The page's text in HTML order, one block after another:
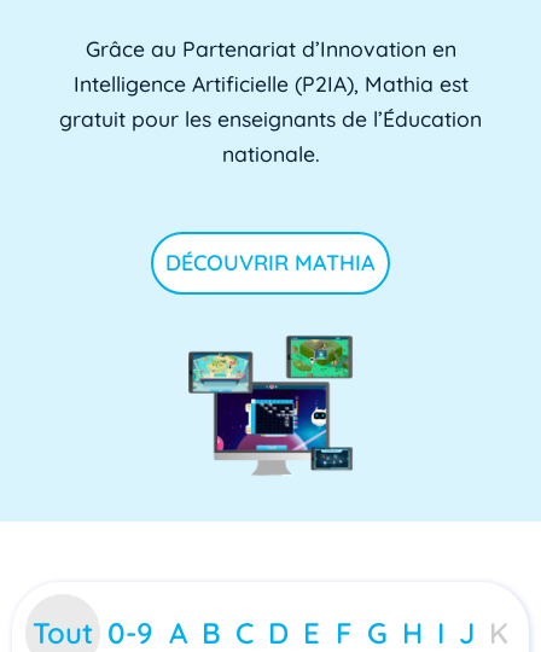
Grâce au Partenariat d’Innovation en
Intelligence Artificielle (P2IA), Mathia est
gratuit pour les enseignants de l’Éducation
nationale.
DÉCOUVRIR MATHIA
Tout 0-9 A B C D E F G H I J K